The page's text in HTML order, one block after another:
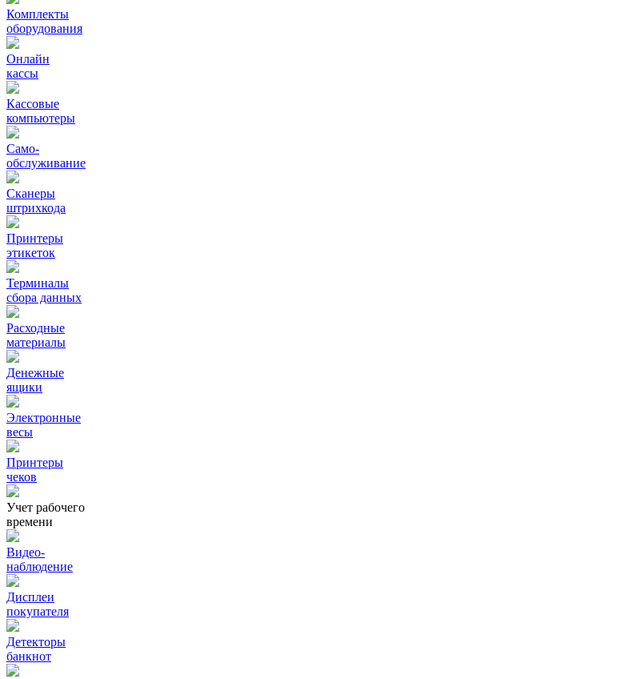
Комплекты
оборудования
Онлайн
кассы
Кассовые
компьютеры
Само-
обслуживание
Сканеры
штрихкода
Принтеры
этикеток
Терминалы
сбора данных
Расходные
материалы
Денежные
ящики
Электронные
весы
Принтеры
чеков
Учет рабочего
времени
Видео‑
наблюдение
Дисплеи
покупателя
Детекторы
банкнот